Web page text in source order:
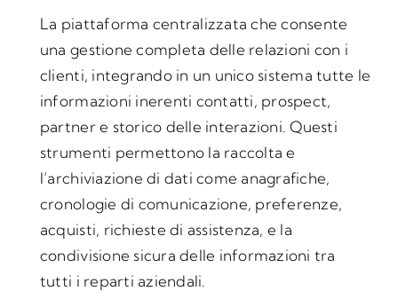
La piattaforma centralizzata che consente
una gestione completa delle relazioni con i
clienti, integrando in un unico sistema tutte le
informazioni inerenti contatti, prospect,
partner e storico delle interazioni. Questi
strumenti permettono la raccolta e
l’archiviazione di dati come anagrafiche,
cronologie di comunicazione, preferenze,
acquisti, richieste di assistenza, e la
condivisione sicura delle informazioni tra
tutti i reparti aziendali.